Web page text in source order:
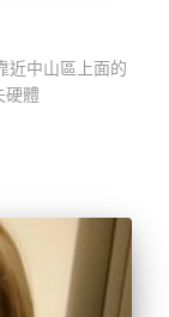
近中山區上面的
硬體